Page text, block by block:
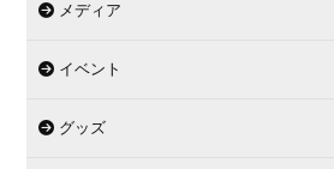
メディア
イベント
グッズ